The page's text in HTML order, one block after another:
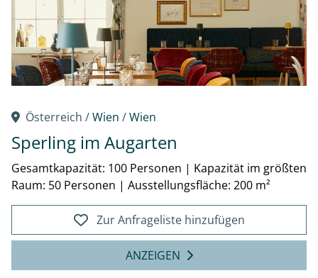
Österreich /Wien /Wien
Sperling im Augarten
Gesamtkapazität: 100 Personen | Kapazität im größten
Raum: 50 Personen | Ausstellungsfläche: 200 m²
Zur Anfrageliste hinzufügen
ANZEIGEN